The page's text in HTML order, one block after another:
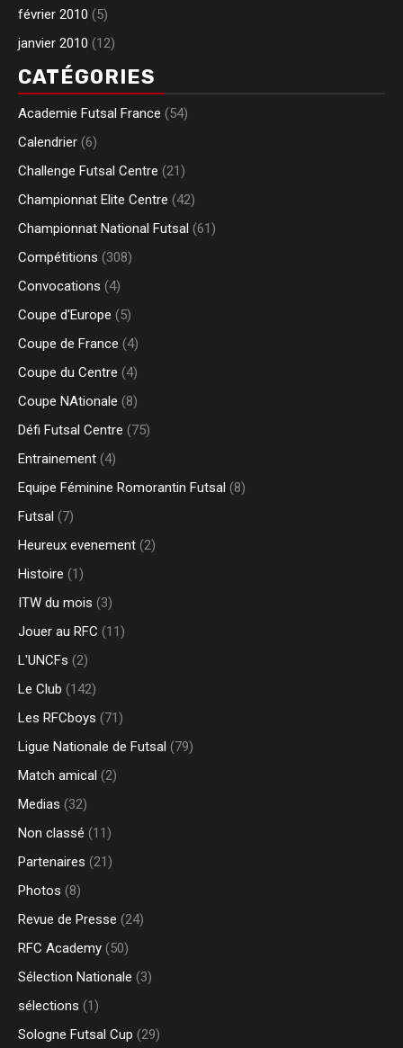
février 2010 (5)
janvier 2010 (12)
CATÉGORIES
Academie Futsal France (54)
Calendrier (6)
Challenge Futsal Centre (21)
Championnat Elite Centre (42)
Championnat National Futsal (61)
Compétitions (308)
Convocations (4)
Coupe d'Europe (5)
Coupe de France (4)
Coupe du Centre (4)
Coupe NAtionale (8)
Défi Futsal Centre (75)
Entrainement (4)
Equipe Féminine Romorantin Futsal (8)
Futsal (7)
Heureux evenement (2)
Histoire (1)
ITW du mois (3)
Jouer au RFC (11)
L'UNCFs (2)
Le Club (142)
Les RFCboys (71)
Ligue Nationale de Futsal (79)
Match amical (2)
Medias (32)
Non classé (11)
Partenaires (21)
Photos (8)
Revue de Presse (24)
RFC Academy (50)
Sélection Nationale (3)
sélections (1)
Sologne Futsal Cup (29)